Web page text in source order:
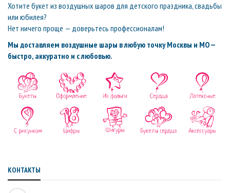
Хотите букет из воздушных шаров для детского праздника, свадьбы
или юбилея?
Нет ничего проще — доверьтесь профессионалам!
Мы доставляем воздушные шары в любую точку Москвы и МО —
быстро, аккуратно и с любовью.
КОНТАКТЫ